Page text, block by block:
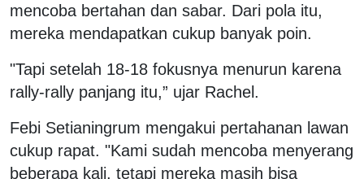
mencoba bertahan dan sabar. Dari pola itu,
mereka mendapatkan cukup banyak poin.
"Tapi setelah 18-18 fokusnya menurun karena
rally-rally panjang itu,” ujar Rachel.
Febi Setianingrum mengakui pertahanan lawan
cukup rapat. "Kami sudah mencoba menyerang
beberapa kali, tetapi mereka masih bisa